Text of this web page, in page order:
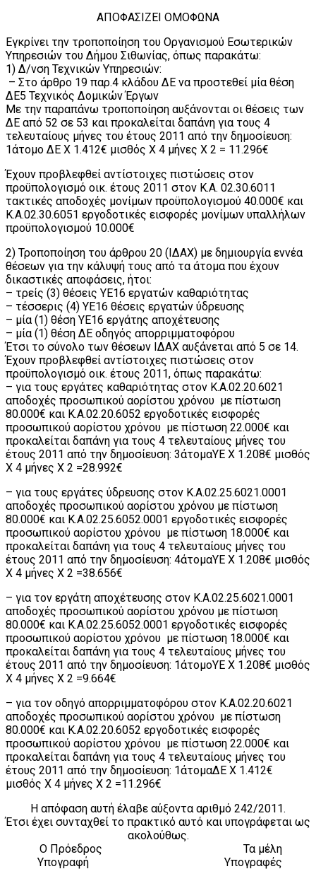
ΑΠΟΦΑΣΙΖΕΙ ΟΜΟΦΩΝΑ
Εγκρίνει την τροποποίηση του Οργανισμού Εσωτερικών
Υπηρεσιών του Δήμου Σιθωνίας, όπως παρακάτω:
1) Δ/νση Τεχνικών Υπηρεσιών:
– Στο άρθρο 19 παρ.4 κλάδου ΔΕ να προστεθεί μία θέση
ΔΕ5 Τεχνικός Δομικών Έργων
Με την παραπάνω τροποποίηση αυξάνονται οι θέσεις των
ΔΕ από 52 σε 53 και προκαλείται δαπάνη για τους 4
τελευταίους μήνες του έτους 2011 από την δημοσίευση:
1άτομο ΔΕ Χ 1.412€ μισθός Χ 4 μήνες Χ 2 = 11.296€
Έχουν προβλεφθεί αντίστοιχες πιστώσεις στον
προϋπολογισμό οικ. έτους 2011 στον Κ.Α. 02.30.6011
τακτικές αποδοχές μονίμων προϋπολογισμού 40.000€ και
Κ.Α.02.30.6051 εργοδοτικές εισφορές μονίμων υπαλλήλων
προϋπολογισμού 10.000€
2) Τροποποίηση του άρθρου 20 (ΙΔΑΧ) με δημιουργία εννέα
θέσεων για την κάλυψή τους από τα άτομα που έχουν
δικαστικές αποφάσεις, ήτοι:
– τρείς (3) θέσεις ΥΕ16 εργατών καθαριότητας
– τέσσερις (4) ΥΕ16 θέσεις εργατών ύδρευσης
– μία (1) θέση ΥΕ16 εργάτης αποχέτευσης
– μία (1) θέση ΔΕ οδηγός απορριμματοφόρου
Έτσι το σύνολο των θέσεων ΙΔΑΧ αυξάνεται από 5 σε 14.
Έχουν προβλεφθεί αντίστοιχες πιστώσεις στον
προϋπολογισμό οικ. έτους 2011, όπως παρακάτω:
– για τους εργάτες καθαριότητας στον Κ.Α.02.20.6021
αποδοχές προσωπικού αορίστου χρόνου με πίστωση
80.000€ και Κ.Α.02.20.6052 εργοδοτικές εισφορές
προσωπικού αορίστου χρόνου με πίστωση 22.000€ και
προκαλείται δαπάνη για τους 4 τελευταίους μήνες του
έτους 2011 από την δημοσίευση: 3άτομαΥΕ Χ 1.208€ μισθός
Χ 4 μήνες Χ 2 =28.992€
– για τους εργάτες ύδρευσης στον Κ.Α.02.25.6021.0001
αποδοχές προσωπικού αορίστου χρόνου με πίστωση
80.000€ και Κ.Α.02.25.6052.0001 εργοδοτικές εισφορές
προσωπικού αορίστου χρόνου με πίστωση 18.000€ και
προκαλείται δαπάνη για τους 4 τελευταίους μήνες του
έτους 2011 από την δημοσίευση: 4άτομαΥΕ Χ 1.208€ μισθός
Χ 4 μήνες Χ 2 =38.656€
– για τον εργάτη αποχέτευσης στον Κ.Α.02.25.6021.0001
αποδοχές προσωπικού αορίστου χρόνου με πίστωση
80.000€ και Κ.Α.02.25.6052.0001 εργοδοτικές εισφορές
προσωπικού αορίστου χρόνου με πίστωση 18.000€ και
προκαλείται δαπάνη για τους 4 τελευταίους μήνες του
έτους 2011 από την δημοσίευση: 1άτομοΥΕ Χ 1.208€ μισθός
Χ 4 μήνες Χ 2 =9.664€
– για τον οδηγό απορριμματοφόρου στον Κ.Α.02.20.6021
αποδοχές προσωπικού αορίστου χρόνου με πίστωση
80.000€ και Κ.Α.02.20.6052 εργοδοτικές εισφορές
προσωπικού αορίστου χρόνου με πίστωση 22.000€ και
προκαλείται δαπάνη για τους 4 τελευταίους μήνες του
έτους 2011 από την δημοσίευση: 1άτομαΔΕ Χ 1.412€
μισθός Χ 4 μήνες Χ 2 =11.296€
Η απόφαση αυτή έλαβε αύξοντα αριθμό 242/2011.
Έτσι έχει συνταχθεί το πρακτικό αυτό και υπογράφεται ως
ακολούθως.
Ο Πρόεδρος Τα μέλη
Υπογραφή Υπογραφές